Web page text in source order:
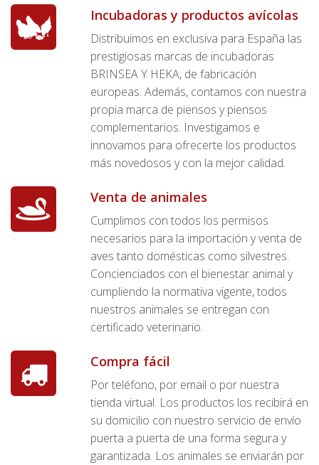
Incubadoras y productos avícolas
Distribuimos en exclusiva para España las
prestigiosas marcas de incubadoras
BRINSEA Y HEKA, de fabricación
europeas. Además, contamos con nuestra
propia marca de piensos y piensos
complementarios. Investigamos e
innovamos para ofrecerte los productos
más novedosos y con la mejor calidad.
Venta de animales
Cumplimos con todos los permisos
necesarios para la importación y venta de
aves tanto domésticas como silvestres.
Concienciados con el bienestar animal y
cumpliendo la normativa vigente, todos
nuestros animales se entregan con
certificado veterinario.
Compra fácil
Por teléfono, por email o por nuestra
tienda virtual. Los productos los recibirá en
su domicilio con nuestro servicio de envío
puerta a puerta de una forma segura y
garantizada. Los animales se enviarán por